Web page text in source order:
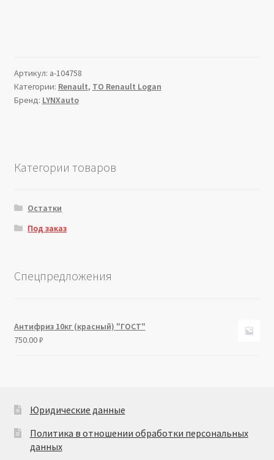
Артикул: a-104758
Категории: Renault, ТО Renault Logan
Бренд: LYNXauto
Категории товаров
Остатки
Под заказ
Спецпредложения
Антифриз 10кг (красный) "ГОСТ"
750.00₽
Юридические данные
Политика в отношении обработки персональных
данных